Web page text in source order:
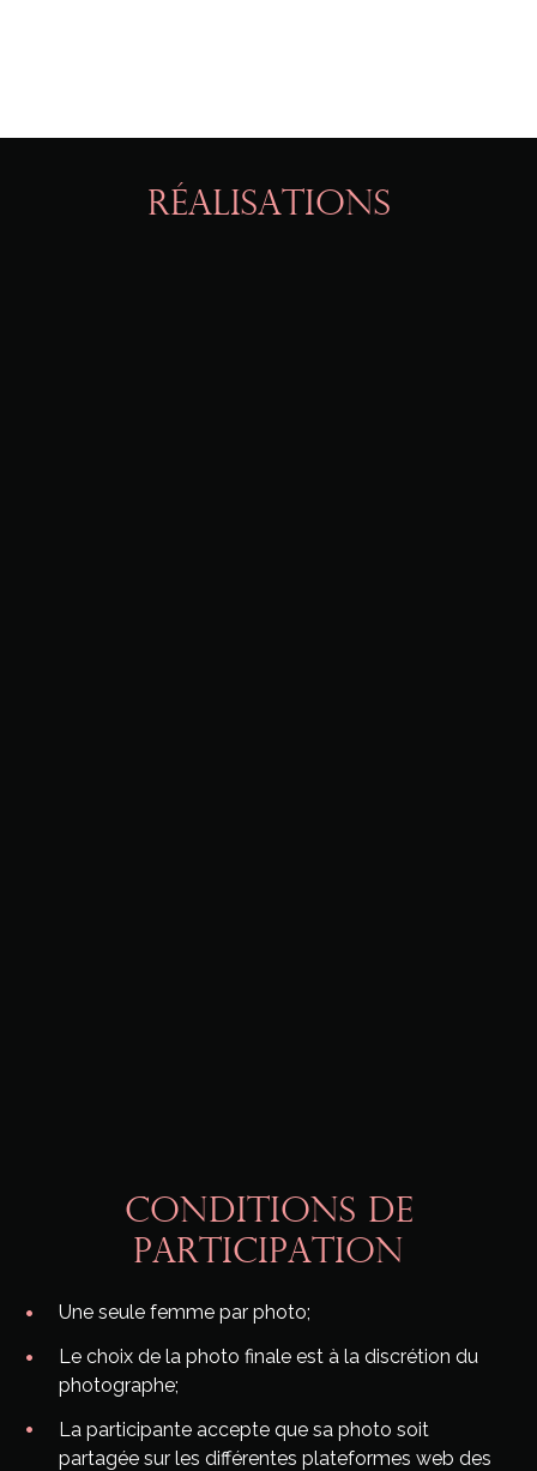
RÉALISATIONS
CONDITIONS DE
PARTICIPATION
Une seule femme par photo;
Le choix de la photo finale est à la discrétion du
photographe;
La participante accepte que sa photo soit
partagée sur les différentes plateformes web des